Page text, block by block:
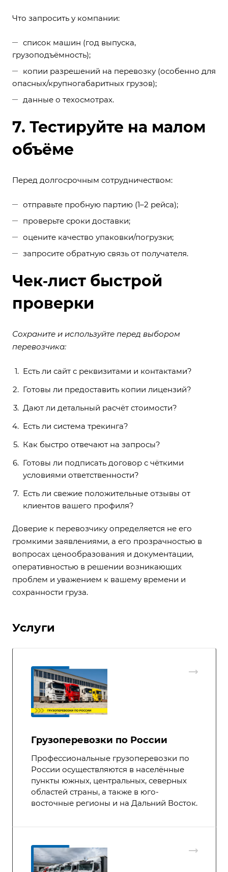
Что запросить у компании:
список машин (год выпуска,
грузоподъёмность);
копии разрешений на перевозку (особенно для
опасных/крупногабаритных грузов);
данные о техосмотрах.
7. Тестируйте на малом
объёме
Перед долгосрочным сотрудничеством:
отправьте пробную партию (1–2 рейса);
проверьте сроки доставки;
оцените качество упаковки/погрузки;
запросите обратную связь от получателя.
Чек‑лист быстрой
проверки
Сохраните и используйте перед выбором
перевозчика:
Есть ли сайт с реквизитами и контактами?
Готовы ли предоставить копии лицензий?
Дают ли детальный расчёт стоимости?
Есть ли система трекинга?
Как быстро отвечают на запросы?
Готовы ли подписать договор с чёткими
условиями ответственности?
Есть ли свежие положительные отзывы от
клиентов вашего профиля?
Доверие к перевозчику определяется не его
громкими заявлениями, а его прозрачностью в
вопросах ценообразования и документации,
оперативностью в решении возникающих
проблем и уважением к вашему времени и
сохранности груза.
Услуги
Грузоперевозки по России
Профессиональные грузоперевозки по
России осуществляются в населённые
пункты южных, центральных, северных
областей страны, а также в юго-
восточные регионы и на Дальний Восток.